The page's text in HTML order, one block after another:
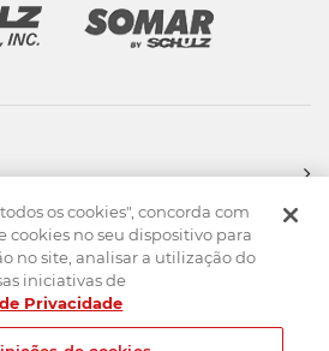
os cookies", concorda com
cookies no seu dispositivo para
no site, analisar a utilização do
iniciativas de
Privacidade